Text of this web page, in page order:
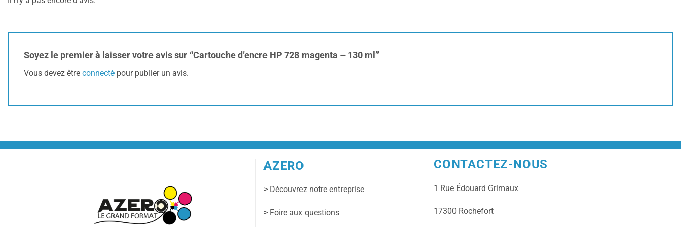
Soyez le premier à laisser votre avis sur “Cartouche d’encre HP 728 magenta – 130 ml”
Vous devez être connecté pour publier un avis.
AZERO
> Découvrez notre entreprise
> Foire aux questions
CONTACTEZ-NOUS
1 Rue Édouard Grimaux
17300 Rochefort